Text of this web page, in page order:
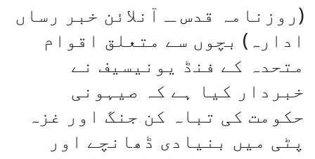
(روزنامہ قدس ـ آنلائن خبر رساں
ادارہ) بچوں سے متعلق اقوام
متحدہ کے فنڈ یونیسیف نے
خبردار کیا ہے کہ صیہونی
حکومت کی تباہ کن جنگ اور غزہ
پٹی میں بنیادی ڈھانچے اور